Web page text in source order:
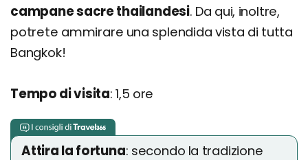
campane sacre thailandesi. Da qui, inoltre,
potrete ammirare una splendida vista di tutta
Bangkok!
Tempo di visita: 1,5 ore
Attira la fortuna: secondo la tradizione